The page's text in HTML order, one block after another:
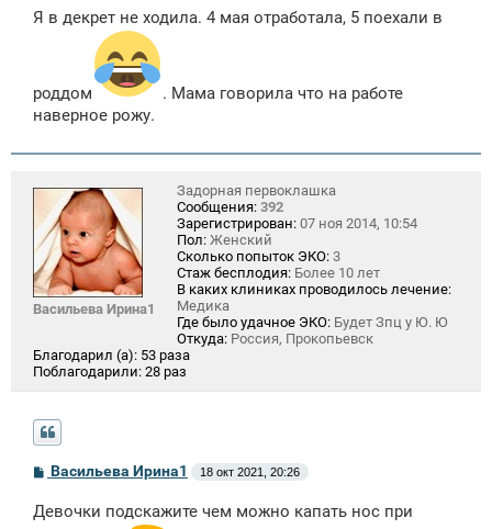
б
е
Я в декрет не ходила. 4 мая отработала, 5 поехали в
роддом
. Мама говорила что на работе
наверное рожу.
Васильева Ирина1
Задорная первоклашка
Сообщения: 392
Зарегистрирован: 07 ноя 2014, 10:54
Пол: Женский
Сколько попыток ЭКО: 3
Стаж бесплодия: Более 10 лет
В каких клиниках проводилось лечение:
Медика
Где было удачное ЭКО: Будет Зпц у Ю. Ю
Откуда: Россия, Прокопьевск
Благодарил (а): 53 раза
Поблагодарили: 28 раз
С
б
Васильева Ирина1 18 окт 2021, 20:26
Девочки подскажите чем можно капать нос при